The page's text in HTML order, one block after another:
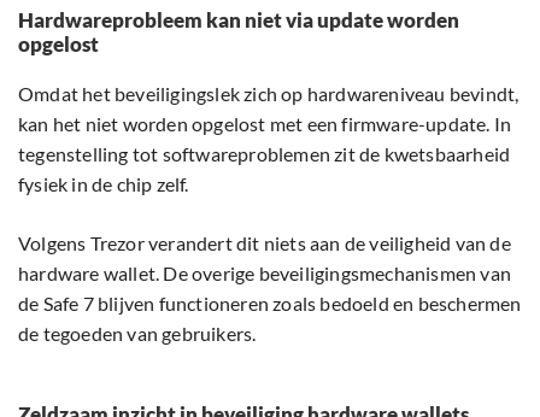
Hardwareprobleem kan niet via update worden
opgelost
Omdat het beveiligingslek zich op hardwareniveau bevindt,
kan het niet worden opgelost met een firmware-update. In
tegenstelling tot softwareproblemen zit de kwetsbaarheid
fysiek in de chip zelf.
Volgens Trezor verandert dit niets aan de veiligheid van de
hardware wallet. De overige beveiligingsmechanismen van
de Safe 7 blijven functioneren zoals bedoeld en beschermen
de tegoeden van gebruikers.